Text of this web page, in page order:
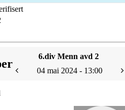
6.div Menn avd 2
04 mai 2024 - 13:00